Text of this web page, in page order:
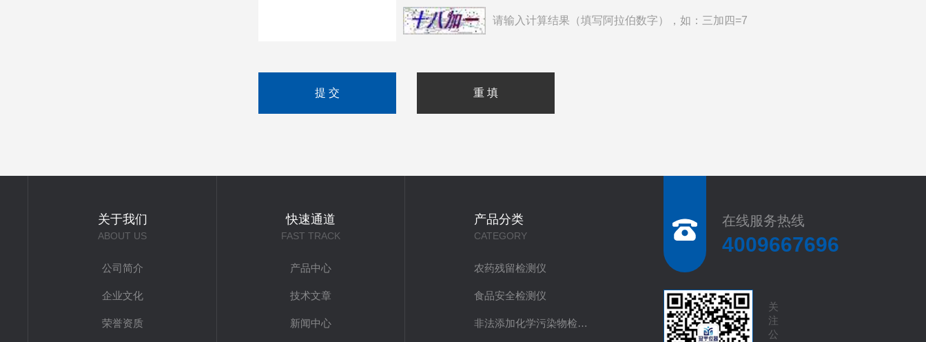
请输入计算结果（填写阿拉伯数字），如：三加四=7
关于我们
ABOUT US
公司简介
企业文化
荣誉资质
快速通道
FAST TRACK
产品中心
技术文章
新闻中心
产品分类
CATEGORY
农药残留检测仪
食品安全检测仪
非法添加化学污染物检测仪
在线服务热线
4009667696
关
注
公